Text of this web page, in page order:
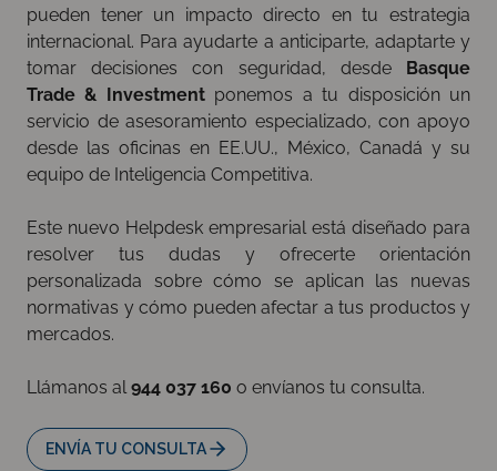
pueden tener un impacto directo en tu estrategia
internacional. Para ayudarte a anticiparte, adaptarte y
tomar decisiones con seguridad, desde Basque
Trade & Investmentponemos a tu disposición un
servicio de asesoramiento especializado, con apoyo
desde las oficinas en EE.UU., México, Canadá y su
equipo de Inteligencia Competitiva.
Este nuevo Helpdesk empresarial está diseñado para
resolver tus dudas y ofrecerte orientación
personalizada sobre cómo se aplican las nuevas
normativas y cómo pueden afectar a tus productos y
mercados.
Llámanos al944 037 160 o envíanos tu consulta.
ENVÍA TU CONSULTA